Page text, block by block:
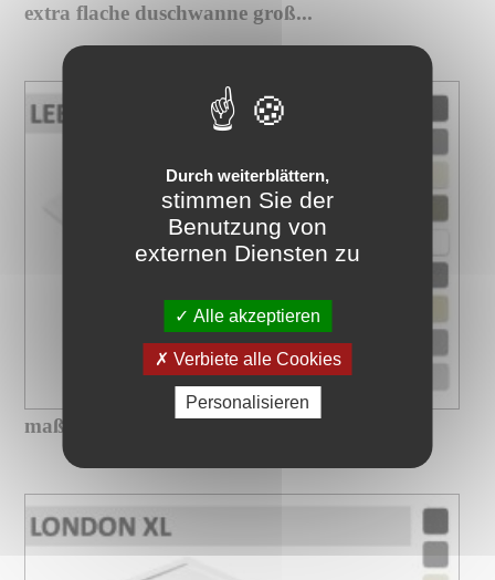
extra flache duschwanne groß...
maßgefertigte xxl-duschwanne mit...
Durch weiterblättern,
stimmen Sie der
Benutzung von
externen Diensten zu
Alle akzeptieren
Verbiete alle Cookies
Personalisieren